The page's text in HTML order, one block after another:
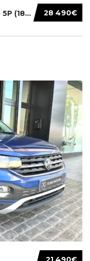
28 490€
MERCEDES BENZ CLASE A (W 177) 5P (18-) 2020....